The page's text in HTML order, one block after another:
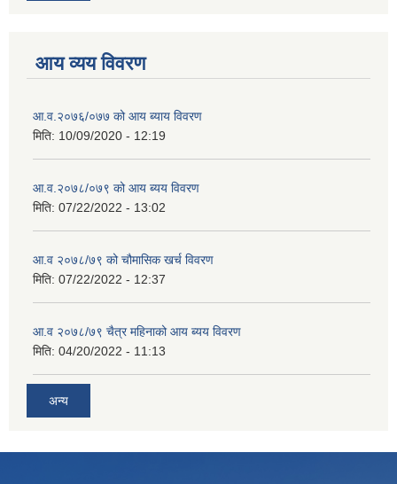
आय व्यय विवरण
आ.व.२०७६/०७७ को आय ब्याय विवरण
मिति: 10/09/2020 - 12:19
आ.व.२०७८/०७९ को आय ब्यय विवरण
मिति: 07/22/2022 - 13:02
आ.व २०७८/७९ को चौमासिक खर्च विवरण
मिति: 07/22/2022 - 12:37
आ.व २०७८/७९ चैत्र महिनाको आय ब्यय विवरण
मिति: 04/20/2022 - 11:13
अन्य